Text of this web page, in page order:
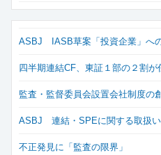
ASBJ IASB草案「投資企業」へ
四半期連結CF、東証１部の２割が
監査・監督委員会設置会社制度の
ASBJ 連結・SPEに関する取扱
不正発見に「監査の限界」